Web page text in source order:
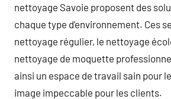
nettoyage Savoie proposent des
chaque type d’environnement. Ces
nettoyage régulier, le nettoyage
nettoyage de moquette
ainsi un espace de travail sain pour
image impeccable pour les clients.